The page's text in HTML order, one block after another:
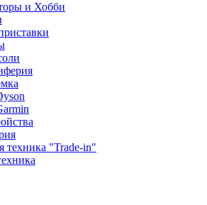
и Хобби
техника "Trade-in"